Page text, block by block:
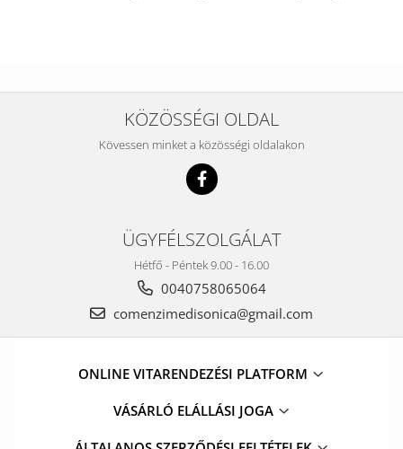
KÖZÖSSÉGI OLDAL
Kövessen minket a közösségi oldalakon
ÜGYFÉLSZOLGÁLAT
Hétfő - Péntek 9.00 - 16.00
0040758065064
comenzimedisonica@gmail.com
ONLINE VITARENDEZÉSI PLATFORM
VÁSÁRLÓ ELÁLLÁSI JOGA